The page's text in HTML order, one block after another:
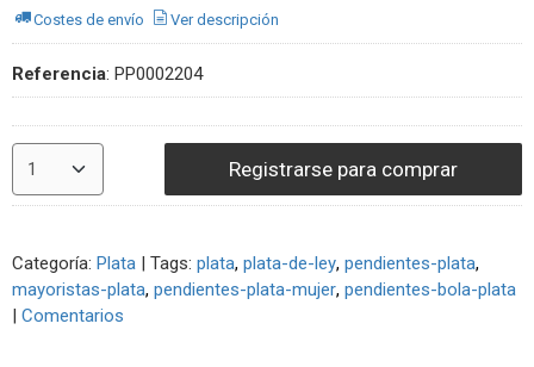
Costes de envío Ver descripción
Referencia: PP0002204
Registrarse para comprar
Categoría: Plata | Tags: plata plata-de-ley pendientes-plata
mayoristas-plata pendientes-plata-mujer pendientes-bola-plata
| Comentarios